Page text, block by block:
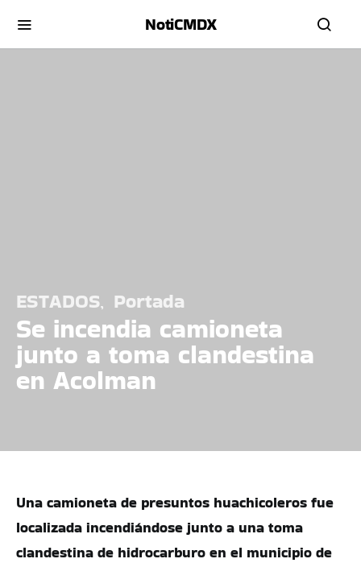
NotiCMDX
ESTADOS Portada
Se incendia camioneta
junto a toma clandestina
en Acolman
Una camioneta de presuntos huachicoleros fue
localizada incendiándose junto a una toma
clandestina de hidrocarburo en el municipio de